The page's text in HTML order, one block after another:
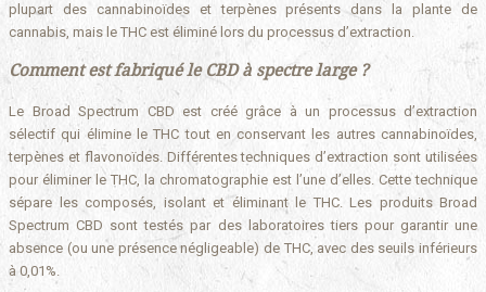
plupart des cannabinoïdes et terpènes présents dans la plante de
cannabis, mais le THC est éliminé lors du processus d’extraction.
Comment est fabriqué le CBD à spectre large ?
Le Broad Spectrum CBD est créé grâce à un processus d’extraction
sélectif qui élimine le THC tout en conservant les autres cannabinoïdes,
terpènes et flavonoïdes. Différentes techniques d’extraction sont utilisées
pour éliminer le THC, la chromatographie est l’une d’elles. Cette technique
sépare les composés, isolant et éliminant le THC. Les produits Broad
Spectrum CBD sont testés par des laboratoires tiers pour garantir une
absence (ou une présence négligeable) de THC, avec des seuils inférieurs
à 0,01%.